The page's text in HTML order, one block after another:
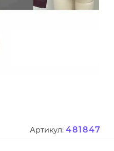
Артикул: 481847